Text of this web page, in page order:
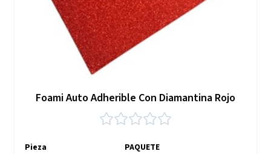
Foami Auto Adherible Con Diamantina Rojo
Pieza
PAQUETE